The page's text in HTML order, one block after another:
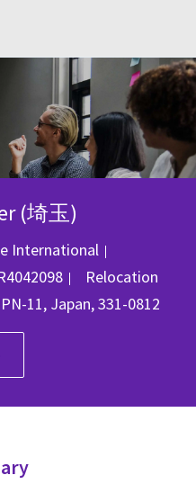
(埼玉)
International
Id
Relocation
11, Japan, 331-0812